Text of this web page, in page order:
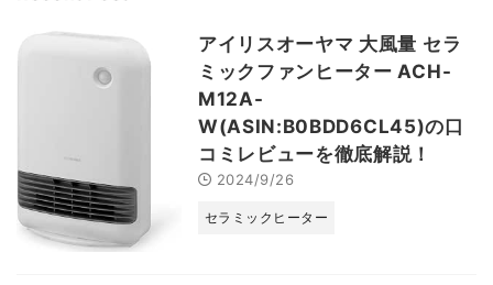
アイリスオーヤマ 大風量 セラ
ミックファンヒーター ACH-
M12A-
W(ASIN:B0BDD6CL45)の口
コミレビューを徹底解説！
2024/9/26
セラミックヒーター